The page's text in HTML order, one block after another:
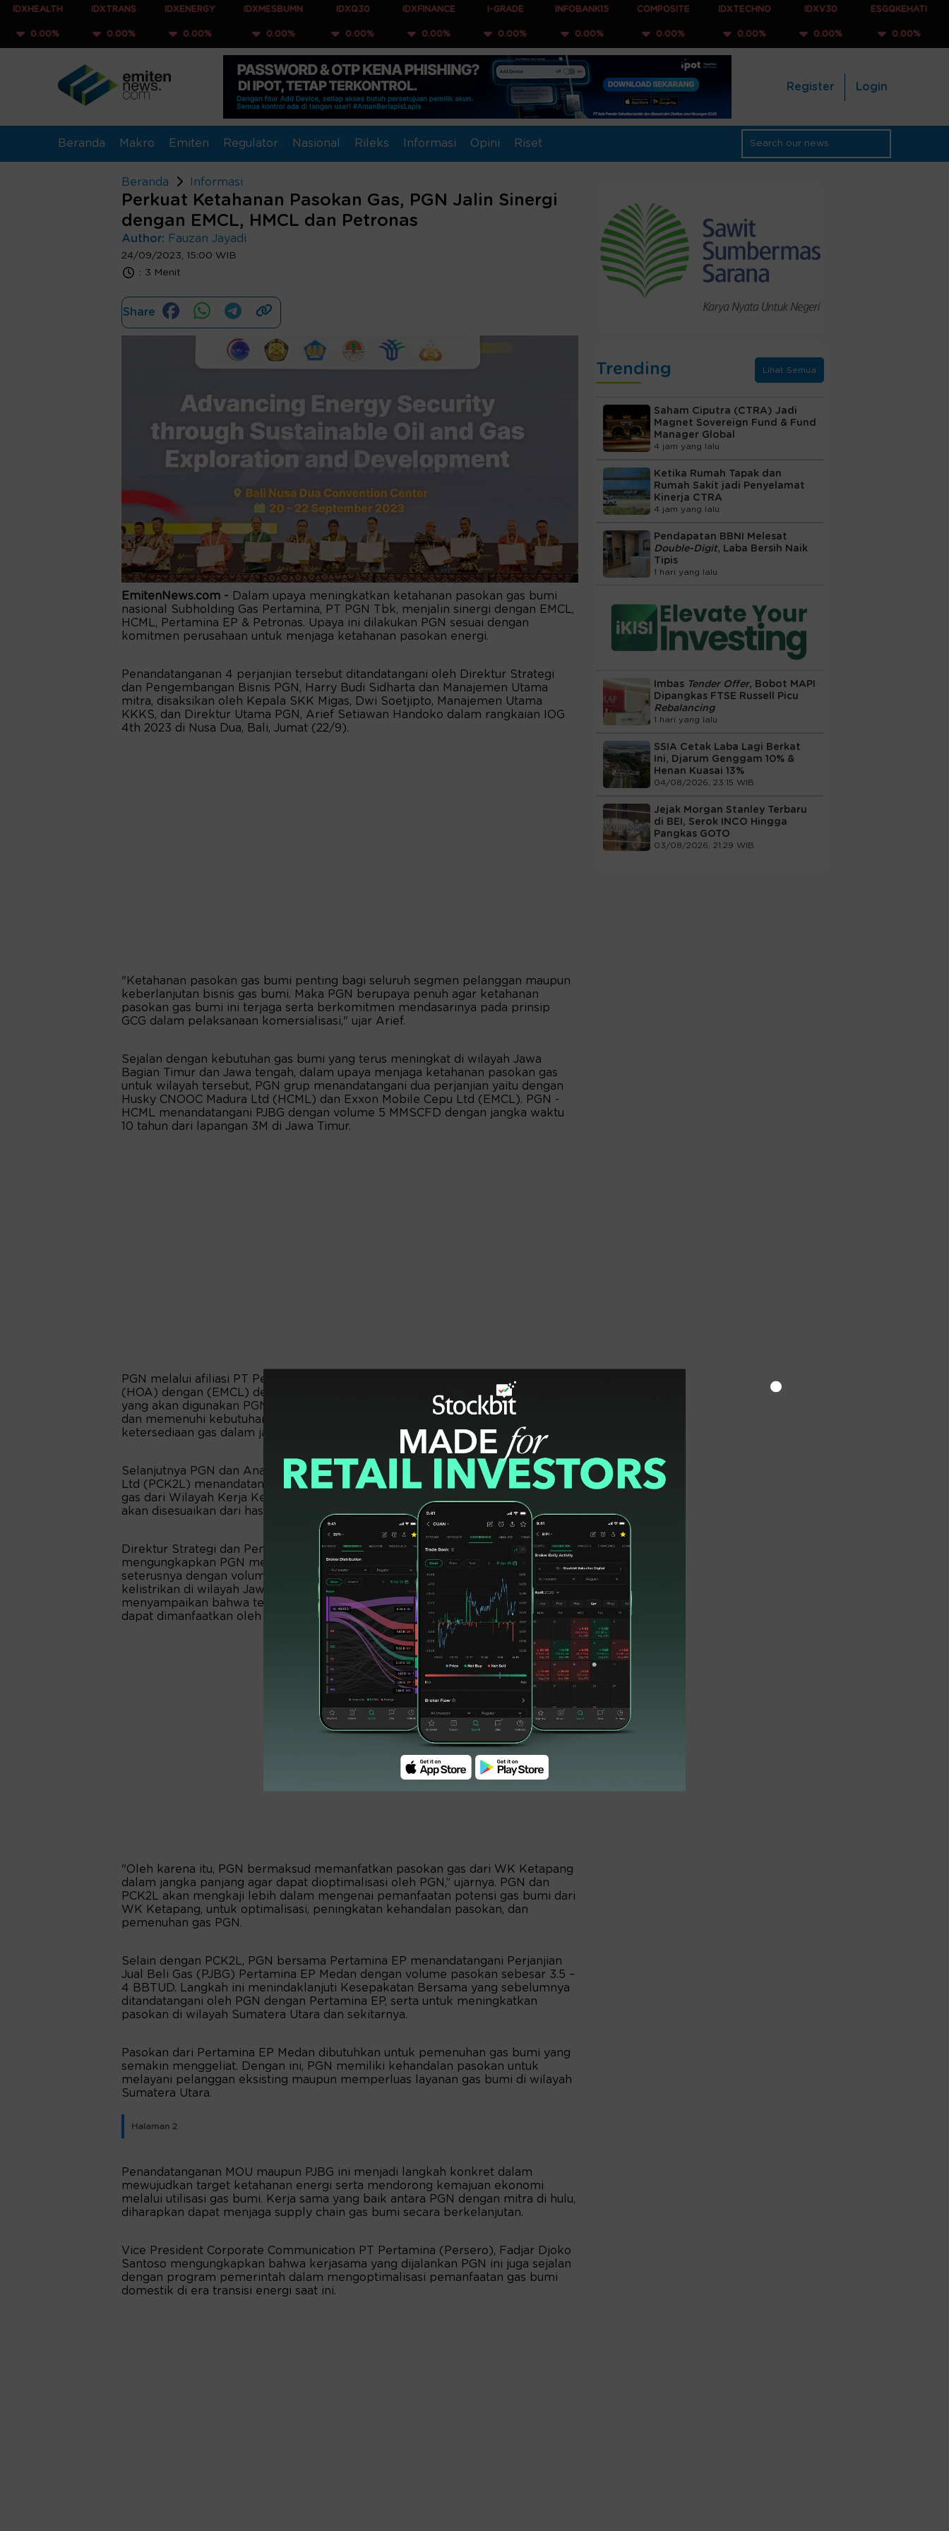
IDXTRANS
0.00%
IDXENERGY
0.00%
IDXMESBUMN IDXQ30
0.00%
IDXFINANCE
0.00%
I-GRADE
0.00%
INFOBANK15
0.00%
COMPOSITE
0.00%
IDXTECHNO
0.00%
IDXV30
0.00%
ESGQKEHATI
0.00%
Register Login
Beranda Makro Emiten Regulator Nasional Rileks Informasi Opini Riset
Beranda Informasi
Perkuat Ketahanan Pasokan Gas, PGN Jalin Sinergi
dengan EMCL, HMCL dan Petronas
Author: Fauzan Jayadi
24/09/2023, 15:00 WIB
: 3 Menit
Share
EmitenNews.com -
Dalam upaya meningkatkan ketahanan pasokan gas bumi
nasional Subholding Gas Pertamina, PT PGN Tbk, menjalin sinergi dengan EMCL,
HCML, Pertamina EP & Petronas. Upaya ini dilakukan PGN sesuai dengan
komitmen perusahaan untuk menjaga ketahanan pasokan energi.
Penandatanganan 4 perjanjian tersebut ditandatangani oleh Direktur Strategi
dan Pengembangan Bisnis PGN, Harry Budi Sidharta dan Manajemen Utama
mitra, disaksikan oleh Kepala SKK Migas, Dwi Soetjipto, Manajemen Utama
KKKS, dan Direktur Utama PGN, Arief Setiawan Handoko dalam rangkaian IOG
4th 2023 di Nusa Dua, Bali, Jumat (22/9).
"Ketahanan pasokan gas bumi penting bagi seluruh segmen pelanggan maupun
keberlanjutan bisnis gas bumi. Maka PGN berupaya penuh agar ketahanan
pasokan gas bumi ini terjaga serta berkomitmen mendasarinya pada prinsip
GCG dalam pelaksanaan komersialisasi," ujar Arief.
Sejalan dengan kebutuhan gas bumi yang terus meningkat di wilayah Jawa
Bagian Timur dan Jawa tengah, dalam upaya menjaga ketahanan pasokan gas
untuk wilayah tersebut, PGN grup menandatangani dua perjanjian yaitu dengan
Husky CNOOC Madura Ltd (HCML) dan Exxon Mobile Cepu Ltd (EMCL). PGN -
HCML menandatangani PJBG dengan volume 5 MMSCFD dengan jangka waktu
10 tahun dari lapangan 3M di Jawa Timur.
PGN melalui afiliasi PT Pertagas, juga menandatangani Head of Agreement
(HOA) dengan (EMCL) dengan volume gas sebesar 14 MMSCFD selama 10 tahun
yang akan digunakan PGN dan afiliasi untuk memperkuat ketahanan pasokan
dan memenuhi kebutuhan konsumen gas di Jawa Timur serta menjamin
ketersediaan gas dalam jangka panjang.
Selanjutnya PGN dan Anak Perusahaan Petronas Malaysia yakni PC Ketapang II
Ltd (PCK2L) menandatangani Nota Kesepahaman untuk memanfaatkan pasokan
gas dari Wilayah Kerja Ketapang ramp up 5 – 20 MMSCFD dimana volume ini
akan disesuaikan dari hasil kajian evaluasi.
Direktur Strategi dan Pengembangan Bisnis PGN Harry Budi Sidharta
mengungkapkan PGN memiliki kebutuhan gas bumi di tahun 2024 dan
seterusnya dengan volume indikatif 5 MMSCFD untuk kebutuhan industri dan
kelistrikan di wilayah Jawa Timur, Jawa Tengah, dan sekitarnya. Dari PCK2L
menyampaikan bahwa terdapat potensi volume gas dari WK Ketapang yang
dapat dimanfaatkan oleh PGN.
"Oleh karena itu, PGN bermaksud memanfatkan pasokan gas dari WK Ketapang
dalam jangka panjang agar dapat dioptimalisasi oleh PGN,” ujarnya. PGN dan
PCK2L akan mengkaji lebih dalam mengenai pemanfaatan potensi gas bumi dari
WK Ketapang, untuk optimalisasi, peningkatan kehandalan pasokan, dan
pemenuhan gas PGN.
Selain dengan PCK2L, PGN bersama Pertamina EP menandatangani Perjanjian
Jual Beli Gas (PJBG) Pertamina EP Medan dengan volume pasokan sebesar 3.5 –
4 BBTUD. Langkah ini menindaklanjuti Kesepakatan Bersama yang sebelumnya
ditandatangani oleh PGN dengan Pertamina EP, serta untuk meningkatkan
pasokan di wilayah Sumatera Utara dan sekitarnya.
Pasokan dari Pertamina EP Medan dibutuhkan untuk pemenuhan gas bumi yang
semakin menggeliat. Dengan ini, PGN memiliki kehandalan pasokan untuk
melayani pelanggan eksisting maupun memperluas layanan gas bumi di wilayah
Sumatera Utara.
Halaman 2
Penandatanganan MOU maupun PJBG ini menjadi langkah konkret dalam
mewujudkan target ketahanan energi serta mendorong kemajuan ekonomi
melalui utilisasi gas bumi. Kerja sama yang baik antara PGN dengan mitra di hulu,
diharapkan dapat menjaga supply chain gas bumi secara berkelanjutan.
Vice President Corporate Communication PT Pertamina (Persero), Fadjar Djoko
Santoso mengungkapkan bahwa kerjasama yang dijalankan PGN ini juga sejalan
dengan program pemerintah dalam mengoptimalisasi pemanfaatan gas bumi
domestik di era transisi energi saat ini.
Trending Lihat Semua
Saham Ciputra (CTRA) Jadi
Magnet Sovereign Fund & Fund
Manager Global
4 jam yang lalu
Ketika Rumah Tapak dan
Rumah Sakit jadi Penyelamat
Kinerja CTRA
4 jam yang lalu
Pendapatan BBNI Melesat
Double-Digit, Laba Bersih Naik
Tipis
1 hari yang lalu
Imbas Tender Offer, Bobot MAPI
Dipangkas FTSE Russell Picu
Rebalancing
1 hari yang lalu
SSIA Cetak Laba Lagi Berkat
Ini, Djarum Genggam 10% &
Henan Kuasai 13%
04/08/2026, 23:15 WIB
Jejak Morgan Stanley Terbaru
di BEI, Serok INCO Hingga
Pangkas GOTO
03/08/2026, 21:29 WIB